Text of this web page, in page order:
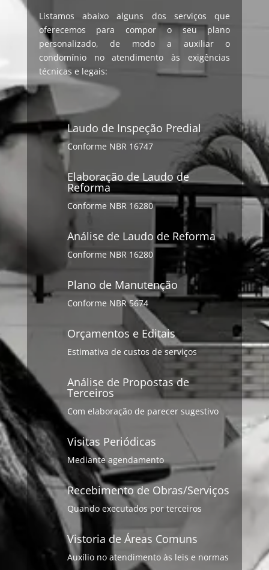
Listamos abaixo alguns dos serviços que
oferecemos para compor o seu plano
personalizado, de modo a auxiliar o
condomínio no atendimento às exigências
técnicas e legais:
Laudo de Inspeção Predial
Conforme NBR 16747
Elaboração de Laudo de
Reforma
Conforme NBR 16280
Análise de Laudo de Reforma
Conforme NBR 16280
Plano de Manutenção
Conforme NBR 5674
Orçamentos e Editais
Estimativa de custos de serviços
Análise de Propostas de
Terceiros
Com elaboração de parecer sugestivo
Visitas Periódicas
Mediante agendamento
Recebimento de Obras/Serviços
Quando executados por terceiros
Vistoria de Áreas Comuns
Auxílio no atendimento às leis e normas